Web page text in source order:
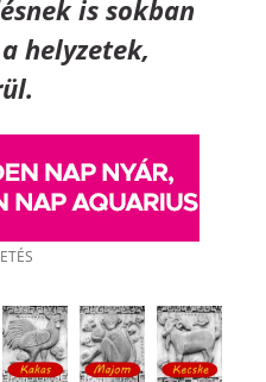
is sokban
helyzetek,